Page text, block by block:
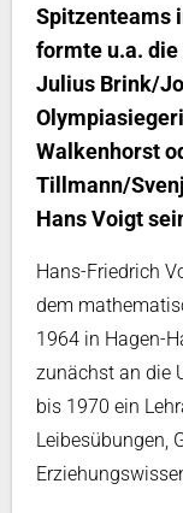
Spitzenteams
formte u.a.
Julius Brink/
Walkenhorst
Tillmann/
Hans Voigt
Hans-Friedrich
dem
1964 in Hagen-
zunächst an die
bis 1970 ein
Leibesübungen,